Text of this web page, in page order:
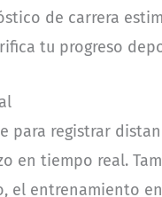
de carrera
tu progreso
para registrar
en tiempo real.
el entrenamiento